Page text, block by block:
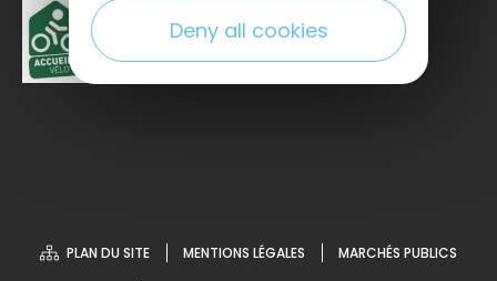
PLAN DU SITE MENTIONS LÉGALES MARCHÉS PUBLICS
Deny all cookies